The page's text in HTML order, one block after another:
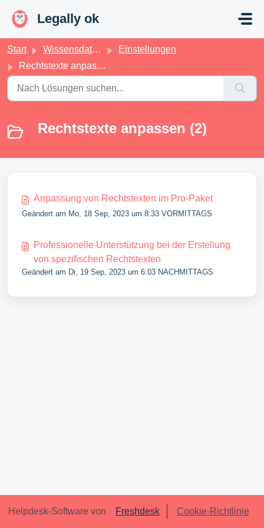
Legally ok
Start Wissensdatenbank
Einstellungen
Rechtstexte anpassen
Rechtstexte anpassen (2)
Anpassung von Rechtstexten im Pro-Paket
Geändert am Mo, 18 Sep, 2023 um 8:33 VORMITTAGS
Professionelle Unterstützung bei der Erstellung
von spezifischen Rechtstexten
Geändert am Di, 19 Sep, 2023 um 6:03 NACHMITTAGS
Helpdesk-Software von Freshdesk Cookie-Richtlinie